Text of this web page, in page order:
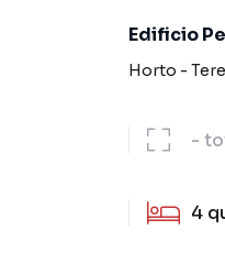
Edificio
Horto -
-
4